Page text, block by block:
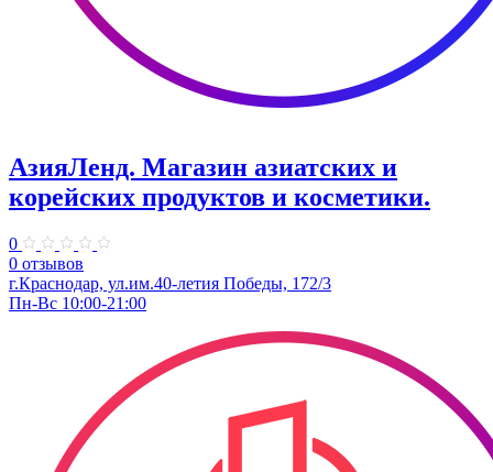
АзияЛенд. Магазин азиатских и
корейских продуктов и косметики.
0
0 отзывов
г.Краснодар, ул.им.40-летия Победы, 172/3
Пн-Вс 10:00-21:00